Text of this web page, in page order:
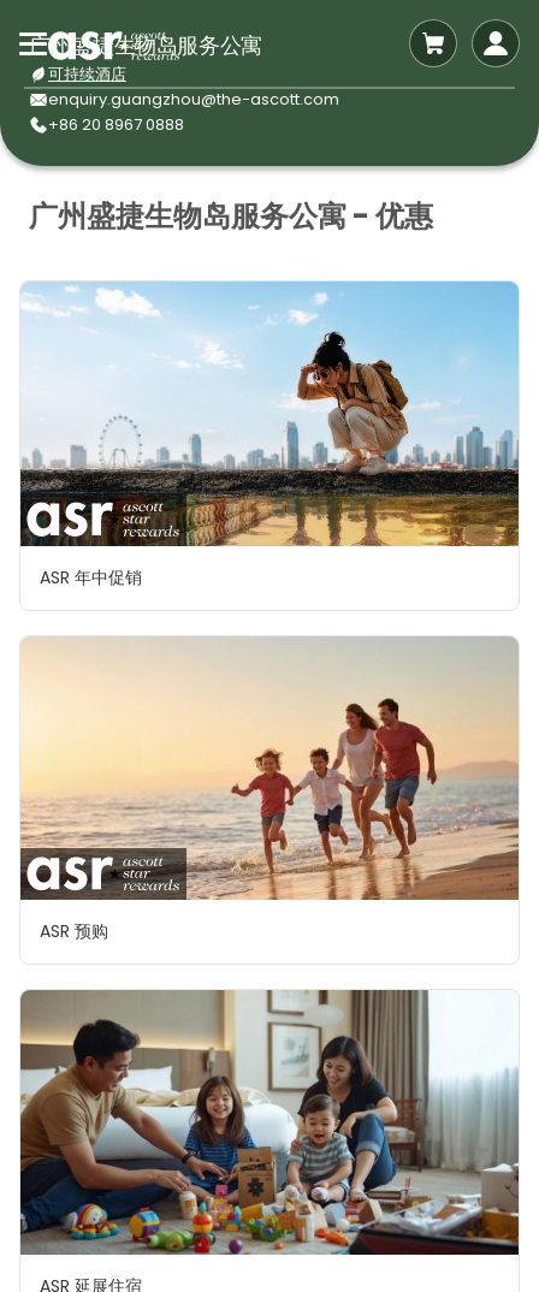
广州盛捷生物岛服务公寓
可持续酒店
enquiry.guangzhou@the-ascott.com
+86 20 8967 0888
广州盛捷生物岛服务公寓 - 优惠
ASR 年中促销
ASR 预购
ASR 延展住宿